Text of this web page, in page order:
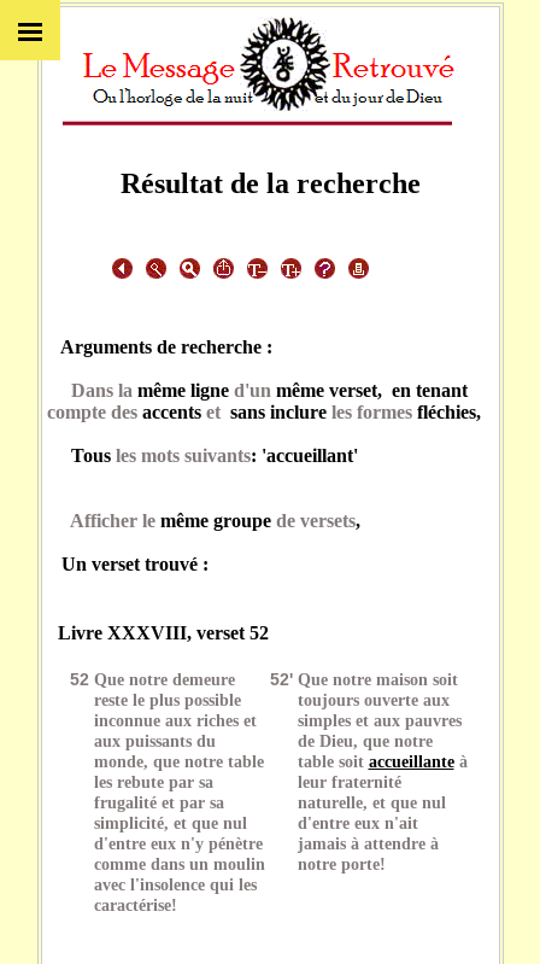
Résultat de la recherche
Arguments de recherche :
Dans la même ligne d'un même verset, en tenant
compte des accents et sans inclureles formes fléchies,
Tous les mots suivants: 'accueillant'
Afficher le même groupede versets,
Un verset trouvé :
Livre XXXVIII, verset 52
52 Que notre demeure
reste le plus possible
inconnue aux riches et
aux puissants du
monde, que notre table
les rebute par sa
frugalité et par sa
simplicité, et que nul
d'entre eux n'y pénètre
comme dans un moulin
avec l'insolence qui les
caractérise!
52' Que notre maison soit
toujours ouverte aux
simples et aux pauvres
de Dieu, que notre
table soit accueillanteà
leur fraternité
naturelle, et que nul
d'entre eux n'ait
jamais à attendre à
notre porte!